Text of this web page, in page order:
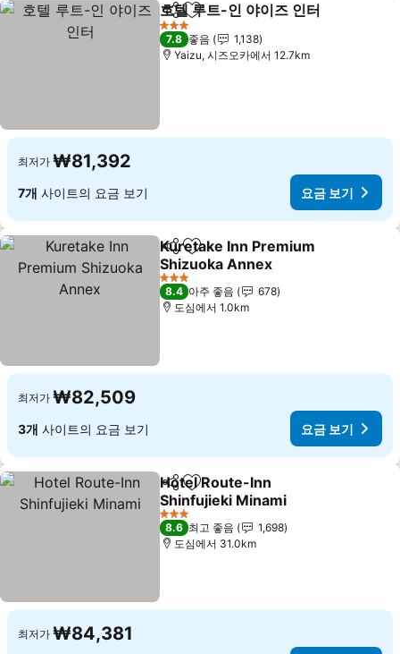
공유 즐겨찾기에 추가
호텔 루트-인 야이즈 인터
3 성급
7.8 좋음
1,138
Yaizu, 시즈오카에서 12.7km
최저가 ₩81,392
7개 사이트의 요금 보기 요금 보기
공유 즐겨찾기에 추가
Kuretake Inn Premium
Shizuoka Annex
3 성급
8.4 아주 좋음
678
도심에서 1.0km
최저가 ₩82,509
3개 사이트의 요금 보기 요금 보기
공유 즐겨찾기에 추가
Hotel Route-Inn
Shinfujieki Minami
3 성급
8.6 최고 좋음
1,698
도심에서 31.0km
최저가 ₩84,381